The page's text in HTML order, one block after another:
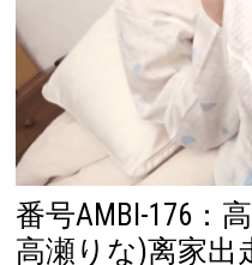
番号AMBI-176：
高瀬りな)离家出